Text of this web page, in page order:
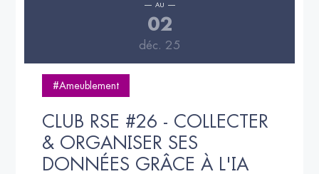
AU
02
déc. 25
#Ameublement
CLUB RSE #26 - COLLECTER
& ORGANISER SES
DONNÉES GRÂCE À L'IA